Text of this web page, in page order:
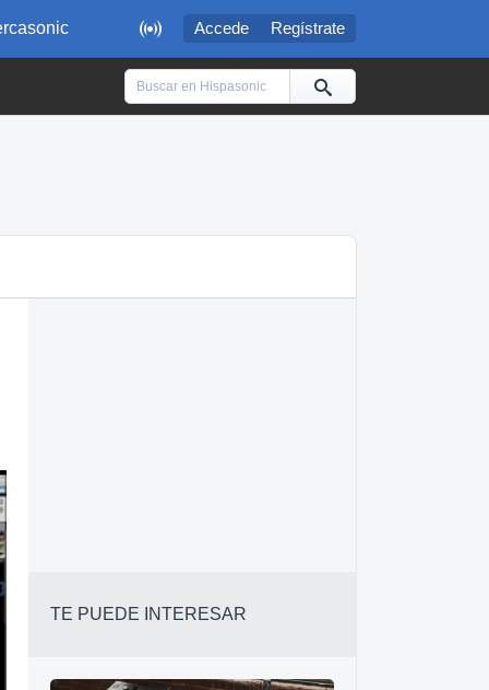
 Accede Regístrate
TE PUEDE INTERESAR